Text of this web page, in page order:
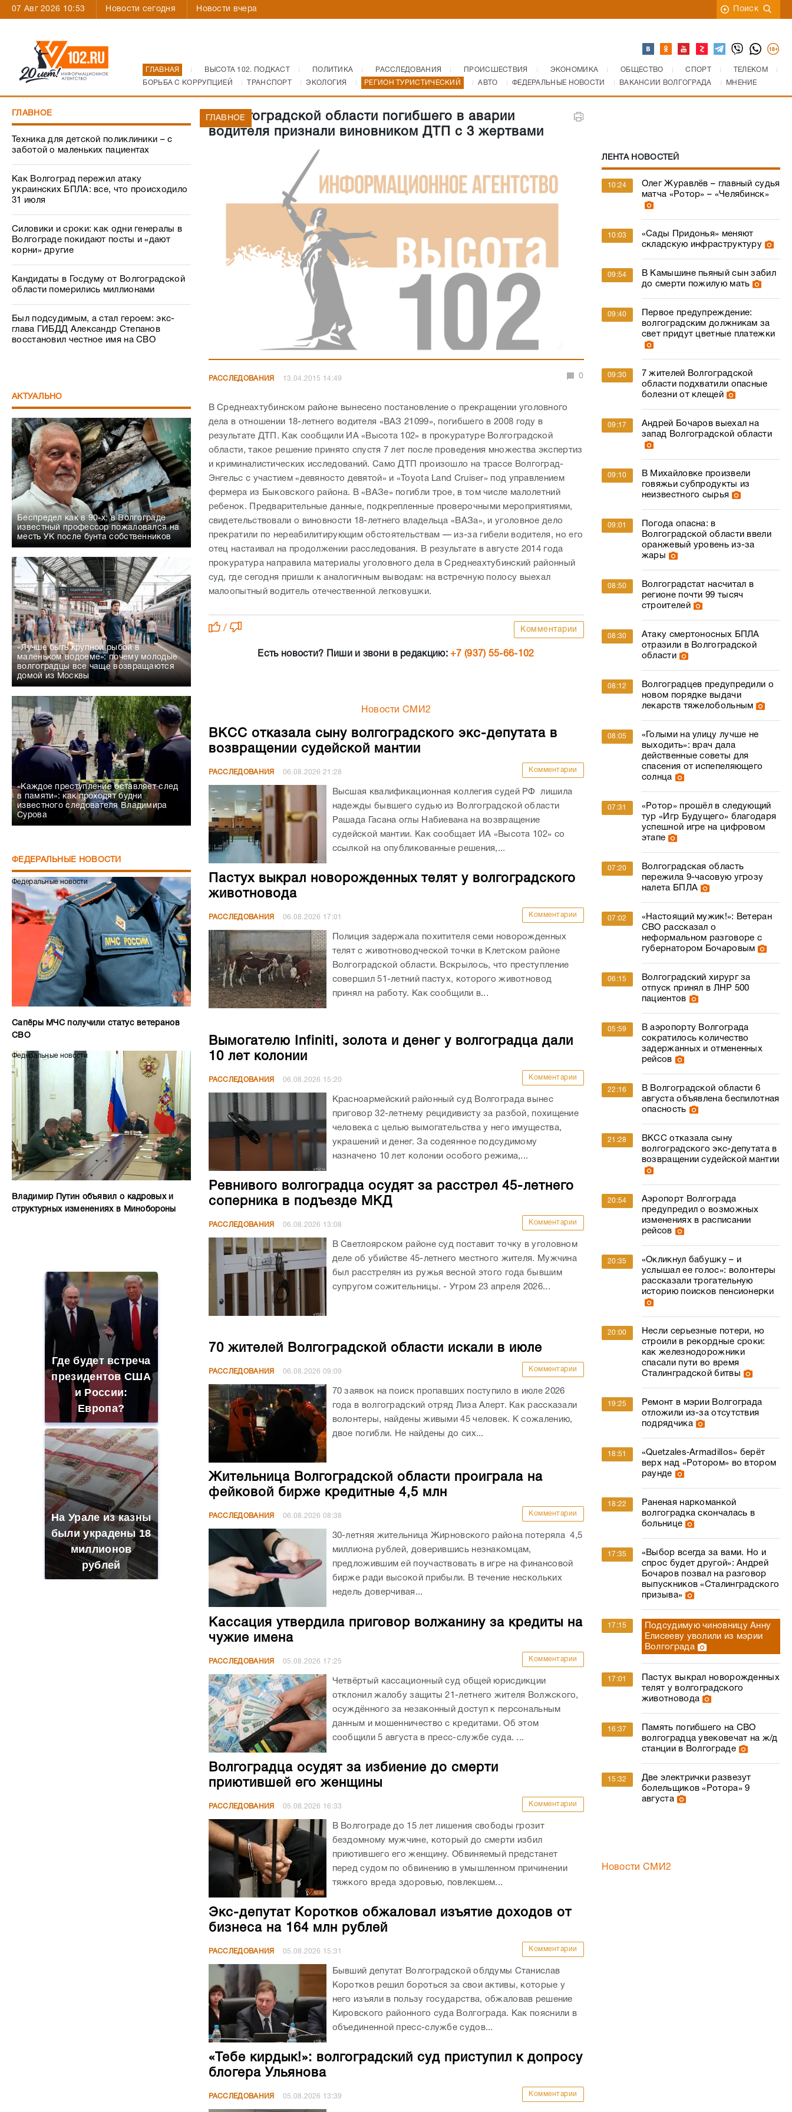
07 Авг 2026 10:53 Новости сегодня Новости вчера Поиск
ГЛАВНАЯ ВЫСОТА 102. ПОДКАСТ ПОЛИТИКА РАССЛЕДОВАНИЯ ПРОИСШЕСТВИЯ ЭКОНОМИКА ОБЩЕСТВО СПОРТ
ТЕЛЕКОМ
БОРЬБА С КОРРУПЦИЕЙ
ТРАНСПОРТ ЭКОЛОГИЯ РЕГИОН ТУРИСТИЧЕСКИЙ АВТО ФЕДЕРАЛЬНЫЕ НОВОСТИ ВАКАНСИИ ВОЛГОГРАДА МНЕНИЕ
ГЛАВНОЕ
Техника для детской поликлиники – с
заботой о маленьких пациентах
Как Волгоград пережил атаку
украинских БПЛА: все, что происходило
31 июля
Силовики и сроки: как одни генералы в
Волгограде покидают посты и «дают
корни» другие
Кандидаты в Госдуму от Волгоградской
области померились миллионами
Был подсудимым, а стал героем: экс-
глава ГИБДД Александр Степанов
восстановил честное имя на СВО
АКТУАЛЬНО
Беспредел как в 90-х: в Волгограде
известный профессор пожаловался на
месть УК после бунта собственников
«Лучше быть крупной рыбой в
маленьком водоеме»: почему молодые
волгоградцы все чаще возвращаются
домой из Москвы
«Каждое преступление оставляет след
в памяти»: как проходят будни
известного следователя Владимира
Сурова
ФЕДЕРАЛЬНЫЕ НОВОСТИ
Федеральные новости
Сапёры МЧС получили статус ветеранов
СВО
Федеральные новости
Владимир Путин объявил о кадровых и
структурных изменениях в Минобороны
Где будет встреча
президентов США
и России:
Европа?
На Урале из казны
были украдены 18
миллионов
рублей
В Волгоградской области погибшего в аварии
водителя признали виновником ДТП с 3 жертвами
ГЛАВНОЕ
РАССЛЕДОВАНИЯ 13.04.2015 14:49 0
В Среднеахтубинском районе вынесено постановление о прекращении уголовного
дела в отношении 18-летнего водителя «ВАЗ 21099», погибшего в 2008 году в
результате ДТП. Как сообщили ИА «Высота 102» в прокуратуре Волгоградской
области, такое решение принято спустя 7 лет после проведения множества экспертиз
и криминалистических исследований. Само ДТП произошло на трассе Волгоград-
Энгельс с участием «девяносто девятой» и «Toyota Land Cruiser» под управлением
фермера из Быковского района. В «ВАЗе» погибли трое, в том числе малолетний
ребенок. Предварительные данные, подкрепленные проверочными мероприятиями,
свидетельствовали о виновности 18-летнего владельца «ВАЗа», и уголовное дело
прекратили по нереабилитирующим обстоятельствам — из-за гибели водителя, но его
отец настаивал на продолжении расследования. В результате в августе 2014 года
прокуратура направила материалы уголовного дела в Среднеахтубинский районный
суд, где сегодня пришли к аналогичным выводам: на встречную полосу выехал
малоопытный водитель отечественной легковушки.
/ Комментарии
Есть новости? Пиши и звони в редакцию:+7 (937) 55-66-102
Новости СМИ2
ВКСС отказала сыну волгоградского экс-депутата в
возвращении судейской мантии
РАССЛЕДОВАНИЯ 06.08.202621:28 Комментарии
Высшая квалификационная коллегия судей РФ лишила
надежды бывшего судью из Волгоградской области
Рашада Гасана оглы Набиевана на возвращение
судейской мантии. Как сообщает ИА «Высота 102» со
ссылкой на опубликованные решения,...
Пастух выкрал новорожденных телят у волгоградского
животновода
РАССЛЕДОВАНИЯ 06.08.2026 17:01 Комментарии
Полиция задержала похитителя семи новорожденных
телят с животноводческой точки в Клетском районе
Волгоградской области. Вскрылось, что преступление
совершил 51-летний пастух, которого животновод
принял на работу. Как сообщили в...
Вымогателю Infiniti, золота и денег у волгоградца дали
10 лет колонии
РАССЛЕДОВАНИЯ 06.08.2026 15:20 Комментарии
Красноармейский районный суд Волгограда вынес
приговор 32-летнему рецидивисту за разбой, похищение
человека с целью вымогательства у него имущества,
украшений и денег. За содеянное подсудимому
назначено 10 лет колонии особого режима,...
Ревнивого волгоградца осудят за расстрел 45-летнего
соперника в подъезде МКД
РАССЛЕДОВАНИЯ 06.08.2026 13:08 Комментарии
В Светлоярском районе суд поставит точку в уголовном
деле об убийстве 45-летнего местного жителя. Мужчина
был расстрелян из ружья весной этого года бывшим
супругом сожительницы. - Утром 23 апреля 2026...
70 жителей Волгоградской области искали в июле
РАССЛЕДОВАНИЯ 06.08.202609:09 Комментарии
70 заявок на поиск пропавших поступило в июле 2026
года в волгоградский отряд Лиза Алерт. Как рассказали
волонтеры, найдены живыми 45 человек. К сожалению,
двое погибли. Не найдены до сих...
Жительница Волгоградской области проиграла на
фейковой бирже кредитные 4,5 млн
РАССЛЕДОВАНИЯ 06.08.202608:38 Комментарии
30-летняя жительница Жирновского района потеряла 4,5
миллиона рублей, доверившись незнакомцам,
предложившим ей поучаствовать в игре на финансовой
бирже ради высокой прибыли. В течение нескольких
недель доверчивая...
Кассация утвердила приговор волжанину за кредиты на
чужие имена
РАССЛЕДОВАНИЯ 05.08.2026 17:25 Комментарии
Четвёртый кассационный суд общей юрисдикции
отклонил жалобу защиты 21-летнего жителя Волжского,
осуждённого за незаконный доступ к персональным
данным и мошенничество с кредитами. Об этом
сообщили 5 августа в пресс-службе суда. ...
Волгоградца осудят за избиение до смерти
приютившей его женщины
РАССЛЕДОВАНИЯ 05.08.2026 16:33 Комментарии
В Волгограде до 15 лет лишения свободы грозит
бездомному мужчине, который до смерти избил
приютившего его женщину. Обвиняемый предстанет
перед судом по обвинению в умышленном причинении
тяжкого вреда здоровью, повлекшем...
Экс-депутат Коротков обжаловал изъятие доходов от
бизнеса на 164 млн рублей
РАССЛЕДОВАНИЯ 05.08.2026 15:31 Комментарии
Бывший депутат Волгоградской облдумы Станислав
Коротков решил бороться за свои активы, которые у
него изъяли в пользу государства, обжаловав решение
Кировского районного суда Волгограда. Как пояснили в
объединенной пресс-службе судов...
«Тебе кирдык!»: волгоградский суд приступил к допросу
блогера Ульянова
РАССЛЕДОВАНИЯ 05.08.2026 13:39 Комментарии
ЛЕНТА НОВОСТЕЙ
10:24
Олег Журавлёв – главный судья
матча «Ротор» – «Челябинск»
10:03
«Сады Придонья» меняют
складскую инфраструктуру
09:54
В Камышине пьяный сын забил
до смерти пожилую мать
09:40
Первое предупреждение:
волгоградским должникам за
свет придут цветные платежки
09:30
7 жителей Волгоградской
области подхватили опасные
болезни от клещей
09:17
Андрей Бочаров выехал на
запад Волгоградской области
09:10
В Михайловке произвели
говяжьи субпродукты из
неизвестного сырья
09:01
Погода опасна: в
Волгоградской области ввели
оранжевый уровень из-за
жары
08:50
Волгоградстат насчитал в
регионе почти 99 тысяч
строителей
08:30
Атаку смертоносных БПЛА
отразили в Волгоградской
области
08:12
Волгоградцев предупредили о
новом порядке выдачи
лекарств тяжелобольным
08:05
«Голыми на улицу лучше не
выходить»: врач дала
действенные советы для
спасения от испепеляющего
солнца
07:31
«Ротор» прошёл в следующий
тур «Игр Будущего» благодаря
успешной игре на цифровом
этапе
07:20
Волгоградская область
пережила 9-часовую угрозу
налета БПЛА
07:02
«Настоящий мужик!»: Ветеран
СВО рассказал о
неформальном разговоре с
губернатором Бочаровым
06:15
Волгоградский хирург за
отпуск принял в ЛНР 500
пациентов
05:59
В аэропорту Волгограда
сократилось количество
задержанных и отмененных
рейсов
22:16
В Волгоградской области 6
августа объявлена беспилотная
опасность
21:28
ВКСС отказала сыну
волгоградского экс-депутата в
возвращении судейской мантии
20:54
Аэропорт Волгограда
предупредил о возможных
изменениях в расписании
рейсов
20:35
«Окликнул бабушку – и
услышал ее голос»: волонтеры
рассказали трогательную
историю поисков пенсионерки
20:00
Несли серьезные потери, но
строили в рекордные сроки:
как железнодорожники
спасали пути во время
Сталинградской битвы
19:25
Ремонт в мэрии Волгограда
отложили из-за отсутствия
подрядчика
18:51
«Quetzales‑Armadillos» берёт
верх над «Ротором» во втором
раунде
18:22
Раненая наркоманкой
волгоградка скончалась в
больнице
17:35
«Выбор всегда за вами. Но и
спрос будет другой»: Андрей
Бочаров позвал на разговор
выпускников «Сталинградского
призыва»
17:15
Подсудимую чиновницу Анну
Елисееву уволили из мэрии
Волгограда
17:01
Пастух выкрал новорожденных
телят у волгоградского
животновода
16:37
Память погибшего на СВО
волгоградца увековечат на ж/д
станции в Волгограде
15:32
Две электрички развезут
болельщиков «Ротора» 9
августа
Новости СМИ2